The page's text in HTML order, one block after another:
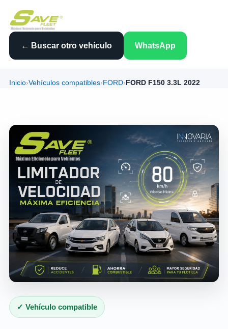
← Buscar otro vehículo WhatsApp
Inicio›Vehículos compatibles› FORD› FORD F150 3.3L 2022
✓ Vehículo compatible